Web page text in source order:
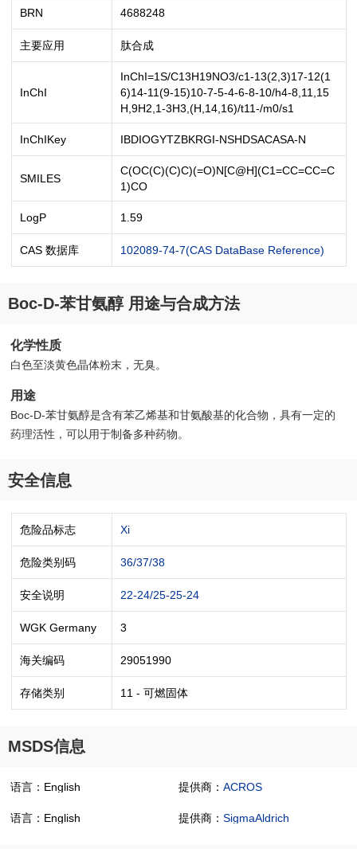
BRN 4688248
主要应用 肽合成
InChI
InChI=1S/C13H19NO3/c1-13(2,3)17-12(1
6)14-11(9-15)10-7-5-4-6-8-10/h4-8,11,15
H,9H2,1-3H3,(H,14,16)/t11-/m0/s1
InChIKey IBDIOGYTZBKRGI-NSHDSACASA-N
SMILES
C(OC(C)(C)C)(=O)N[C@H](C1=CC=CC=C
1)CO
LogP 1.59
CAS 数据库 102089-74-7(CAS DataBase Reference)
Boc-D-苯甘氨醇 用途与合成方法
化学性质
白色至淡黄色晶体粉末，无臭。
用途
Boc-D-苯甘氨醇是含有苯乙烯基和甘氨酸基的化合物，具有一定的
药理活性，可以用于制备多种药物。
安全信息
危险品标志 Xi
危险类别码 36/37/38
安全说明 22-24/25-25-24
WGK Germany 3
海关编码 29051990
存储类别 11 - 可燃固体
MSDS信息
语言：English 提供商： ACROS
语言：English 提供商： SigmaAldrich